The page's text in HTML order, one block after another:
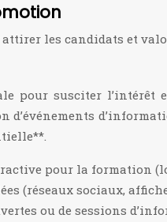
les candidats et
pour susciter
d’événements
pour la formation
(réseaux sociaux,
ou de sessions